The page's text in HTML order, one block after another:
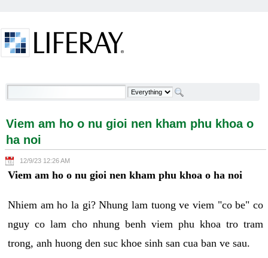
Viem am ho o nu gioi nen kham phu khoa o ha noi -
Viem am ho o nu gioi nen kham phu khoa o
ha noi
12/9/23 12:26 AM
Viem am ho o nu gioi nen kham phu khoa o ha noi
Nhiem am ho la gi? Nhung lam tuong ve viem "co be" co
nguy co lam cho nhung benh viem phu khoa tro tram
trong, anh huong den suc khoe sinh san cua ban ve sau.